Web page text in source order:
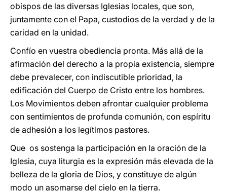
obispos de las diversas Iglesias locales, que son,
juntamente con el Papa, custodios de la verdad y de la
caridad en la unidad.
Confío en vuestra obediencia pronta. Más allá de la
afirmación del derecho a la propia existencia, siempre
debe prevalecer, con indiscutible prioridad, la
edificación del Cuerpo de Cristo entre los hombres.
Los Movimientos deben afrontar cualquier problema
con sentimientos de profunda comunión, con espíritu
de adhesión a los legítimos pastores.
Que os sostenga la participación en la oración de la
Iglesia, cuya liturgia es la expresión más elevada de la
belleza de la gloria de Dios, y constituye de algún
modo un asomarse del cielo en la tierra.